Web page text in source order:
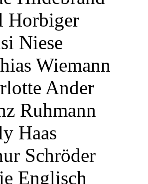
Horbiger
Niese
Wiemann
Ander
Ruhmann
Haas
Schröder
Englisch